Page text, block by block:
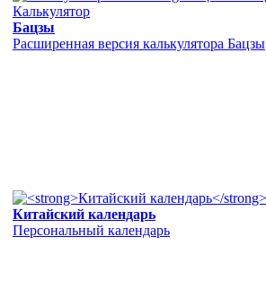
Калькулятор
Бацзы
Расширенная версия калькулятора Бацзы
Китайский календарь
Персональный календарь